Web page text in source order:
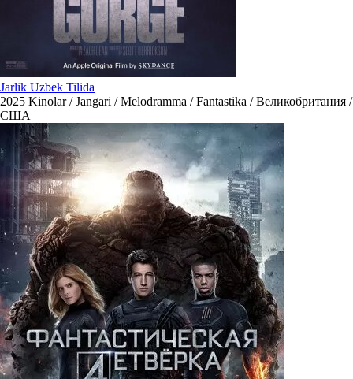
Jarlik Uzbek Tilida
2025 Kinolar / Jangari / Melodramma / Fantastika / Великобритания /
США